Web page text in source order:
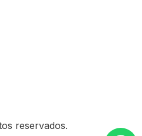
reservados.